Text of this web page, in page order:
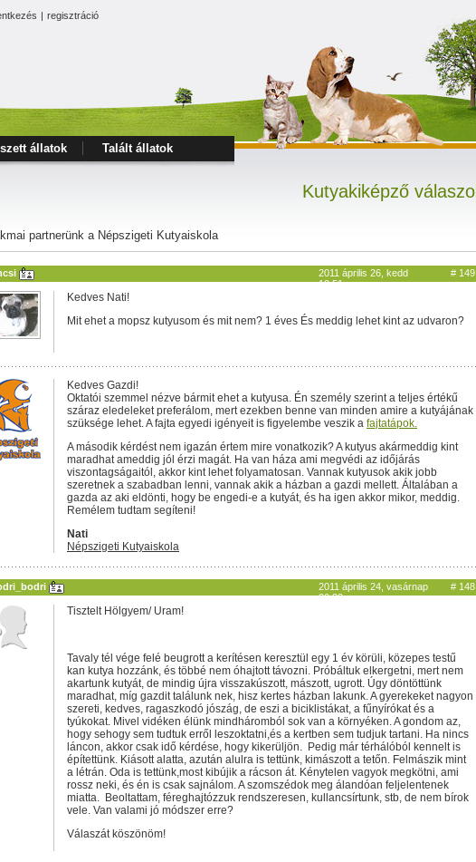
| regisztráció
állatok Talált állatok
Kutyakiképző válaszol
partnerünk a Népszigeti Kutyaiskola
2011 április 26, kedd
12:51
# 149
Kedves Nati!
Mit ehet a mopsz kutyusom és mit nem? 1 éves És meddig lehet kint az udvaron?
Kedves Gazdi!
Oktatói szemmel nézve bármit ehet a kutyusa. Én személy szerint a teljes értékű
száraz eledeleket preferálom, mert ezekben benne van minden amire a kutyájának
szüksége lehet. A fajta egyedi igényeit is figyelembe veszik a fajtatápok.
A második kérdést nem igazán értem mire vonatkozik? A kutyus akármeddig kint
maradhat ameddig jól érzi magát. Ha van háza ami megvédi az időjárás
viszontagságaitól, akkor kint lehet folyamatosan. Vannak kutyusok akik jobb
szeretnek a szabadban lenni, vannak akik a házban a gazdi mellett. Általában a
gazda az aki eldönti, hogy be engedi-e a kutyát, és ha igen akkor mikor, meddig.
Remélem tudtam segíteni!
Nati
Népszigeti Kutyaiskola
2011 április 24, vasárnap
20:32
# 148
Tisztelt Hölgyem/ Uram!
Tavaly tél vége felé beugrott a kerítésen keresztül egy 1 év körüli, közepes testű
kan kutya hozzánk, és többé nem óhajtott távozni. Próbáltuk elkergetni, mert nem
akartunk kutyát, de mindig újra visszakúszott, mászott, ugrott. Úgy döntöttünk
maradhat, míg gazdit találunk nek, hisz kertes házban lakunk. A gyerekeket nagyon
szereti, kedves, ragaszkodó jószág, de eszi a biciklistákat, a fűnyírókat és a
tyúkokat. Mivel vidéken élünk mindháromból sok van a környéken. A gondom az,
hogy sehogy sem tudtuk erről leszoktatni,és a kertben sem tudjuk tartani. Ha nincs
láncon, akkor csak idő kérdése, hogy kikerüljön. Pedig már térhálóból kennelt is
építettünk. Kiásott alatta, azután alulra is tettünk, kimászott a tetőn. Felmászik mint
a létrán. Oda is tettünk,most kibújik a rácson át. Kénytelen vagyok megkötni, ami
rossz neki, és én is csak sajnálom. A szomszédok meg álandóan feljelentenek
miatta. Beoltattam, féreghajtózzuk rendszeresen, kullancsírtunk, stb, de nem bírok
vele. Van valami jó módszer erre?
Válaszát köszönöm!